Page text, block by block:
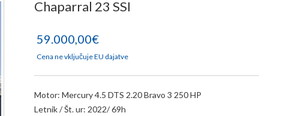
Chaparral 23 SSI
59.000,00€
Cena ne vključuje EU dajatve
Motor: Mercury 4.5 DTS 2.20 Bravo 3 250 HP
Letnik / Št. ur: 2022/ 69h